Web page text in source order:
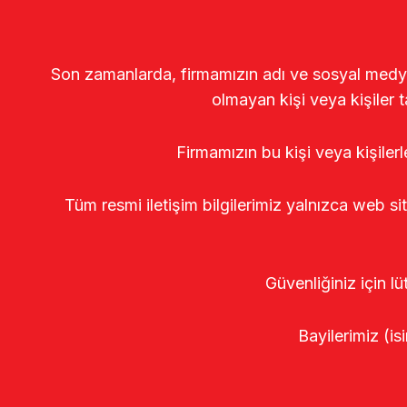
Son zamanlarda, firmamızın adı ve sosyal
olmayan kişi veya kişiler
Firmamızın bu kişi veya
Tüm resmi iletişim bilgilerimiz yalnızca web
Güvenliğiniz için
Bayilerimiz